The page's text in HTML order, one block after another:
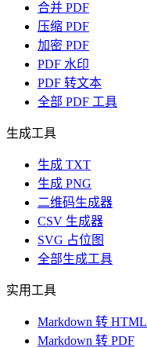
合并 PDF
压缩 PDF
加密 PDF
PDF 水印
PDF 转文本
全部 PDF 工具
生成工具
生成 TXT
生成 PNG
二维码生成器
CSV 生成器
SVG 占位图
全部生成工具
实用工具
Markdown 转 HTML
Markdown 转 PDF